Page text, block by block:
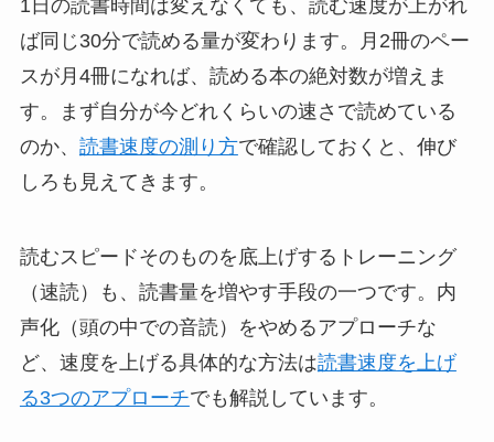
1日の読書時間は変えなくても、読む速度が上がれ
ば同じ30分で読める量が変わります。月2冊のペー
スが月4冊になれば、読める本の絶対数が増えま
す。まず自分が今どれくらいの速さで読めている
のか、 読書速度の測り方で確認しておくと、伸び
しろも見えてきます。
読むスピードそのものを底上げするトレーニング
（速読）も、読書量を増やす手段の一つです。内
声化（頭の中での音読）をやめるアプローチな
ど、速度を上げる具体的な方法は読書速度を上げ
る3つのアプローチでも解説しています。